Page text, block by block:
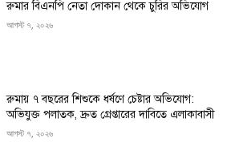
রুমার বিএনপি নেতা দোকান থেকে চুরির অভিযোগ
আগস্ট ৭, ২০২৬
রুমায় ৭ বছরের শিশুকে ধর্ষণে চেষ্টার অভিযোগ:
অভিযুক্ত পলাতক, দ্রুত গ্রেপ্তারের দাবিতে এলাকাবাসী
আগস্ট ৭, ২০২৬